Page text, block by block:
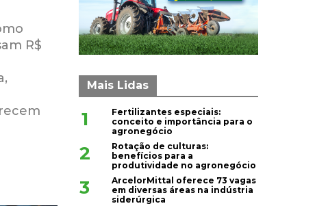
R$
Mais Lidas
1
Fertilizantes especiais:
conceito e importância para o
agronegócio
2
Rotação de culturas:
benefícios para a
produtividade no agronegócio
3
ArcelorMittal oferece 73 vagas
em diversas áreas na indústria
siderúrgica